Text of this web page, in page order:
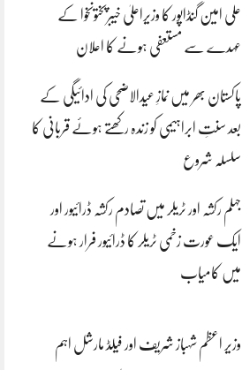
علی امین گنڈاپور کا وزیراعلیٰ خیبرپختونخوا کے
عہدے سے مستعفی ہونے کا اعلان
پاکستان بھر میں نمازِ عیدالاضحی کی ادائیگی کے
بعد سنتِ ابراہیمی کو زندہ رکھتے ہوئے قربانی کا
سلسلہ شروع
جہلم رکشہ اور ٹریلر میں تصادم رکشہ ڈرائیور اور
ایک عورت زخمی ٹریلر کا ڈرائیور فرار ہونے
میں کامیاب
وزیر اعظم شہباز شریف اور فیلڈ مارشل اہم